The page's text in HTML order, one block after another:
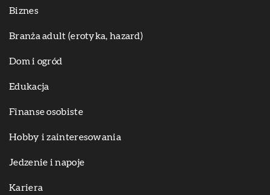
Biznes
Branża adult (erotyka, hazard)
Dom i ogród
Edukacja
Finanse osobiste
Hobby i zainteresowania
Jedzenie i napoje
Kariera